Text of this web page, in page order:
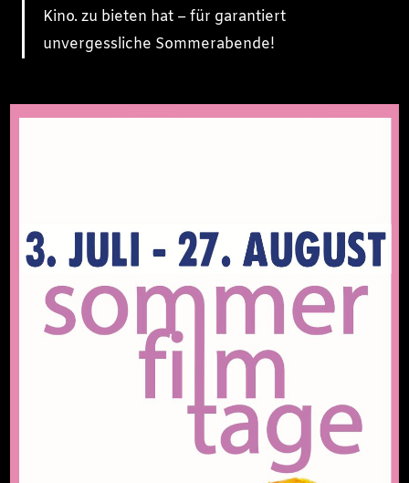
Kino. zu bieten hat – für garantiert
unvergessliche Sommerabende!